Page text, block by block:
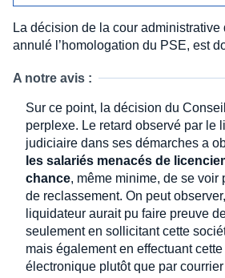
La décision de la cour administrative
annulé l’homologation du PSE, est
A notre avis :
Sur ce point, la décision du
perplexe. Le retard observé par le
judiciaire dans ses démarches a
les salariés menacés de
chance, même minime, de se voir
de reclassement. On peut
liquidateur aurait pu faire preuve
seulement en sollicitant cette
mais également en effectuant
électronique plutôt que par